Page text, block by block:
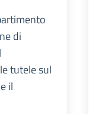
di
tutele sul
il